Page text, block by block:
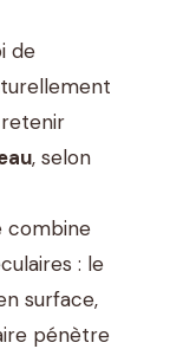
de
, selon
combine
: le
surface,
pénètre